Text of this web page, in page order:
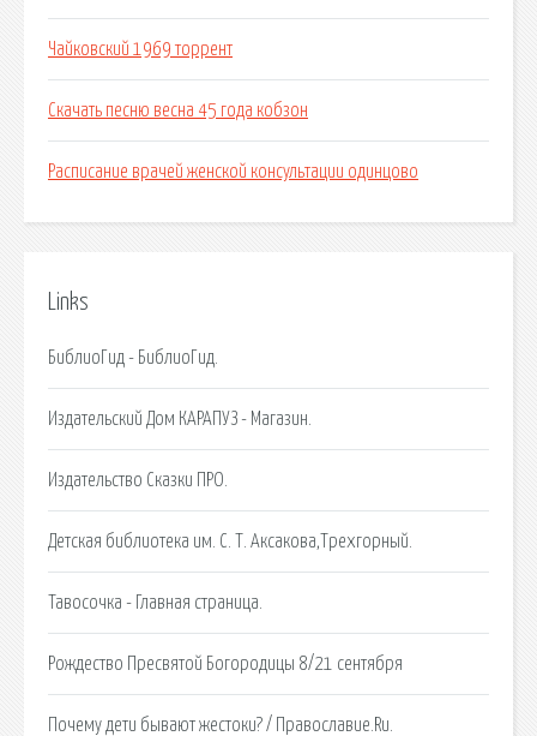
Чайковский 1969 торрент
Скачать песню весна 45 года кобзон
Расписание врачей женской консультации одинцово
Links
БиблиоГид - БиблиоГид.
Издательский Дом КАРАПУЗ - Магазин.
Издательство Сказки ПРО.
Детская библиотека им. С. Т. Аксакова,Трехгорный.
Тавосочка - Главная страница.
Рождество Пресвятой Богородицы 8/21 сентября
Почему дети бывают жестоки? / Православие.Ru.